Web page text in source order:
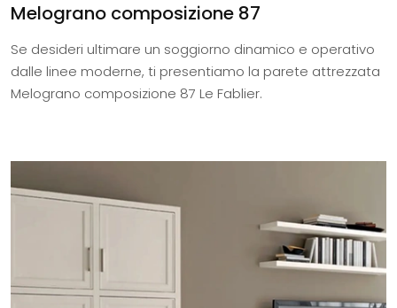
Melograno composizione 87
Se desideri ultimare un soggiorno dinamico e operativo
dalle linee moderne, ti presentiamo la parete attrezzata
Melograno composizione 87 Le Fablier.